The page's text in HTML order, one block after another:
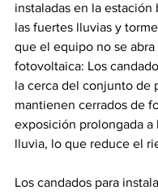
instaladas en la estación
las fuertes lluvias y
que el equipo no se
fotovoltaica: Los
la cerca del conjunto de
mantienen cerrados de
exposición prolongada
lluvia, lo que reduce el
Los candados para